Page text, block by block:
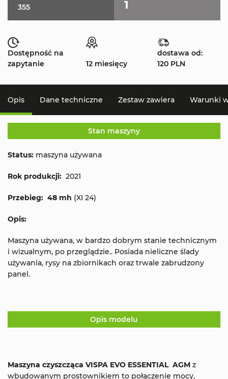
355 1
Dostępność na
zapytanie
12 miesięcy
dostawa od:
120 PLN
Opis Dane techniczne Zestaw zawiera Warunki
Stan maszyny
Status: maszyna używana
Rok produkcji: 2021
Przebieg: 48 mh (XI 24)
Opis:
Maszyna używana, w bardzo dobrym stanie technicznym
i wizualnym, po przeglądzie.. Posiada nieliczne ślady
używania, rysy na zbiornikach oraz trwale zabrudzony
panel.
Opis modelu
Maszyna czyszcząca VISPA EVO ESSENTIAL AGM z
wbudowanym prostownikiem to połączenie mocy,